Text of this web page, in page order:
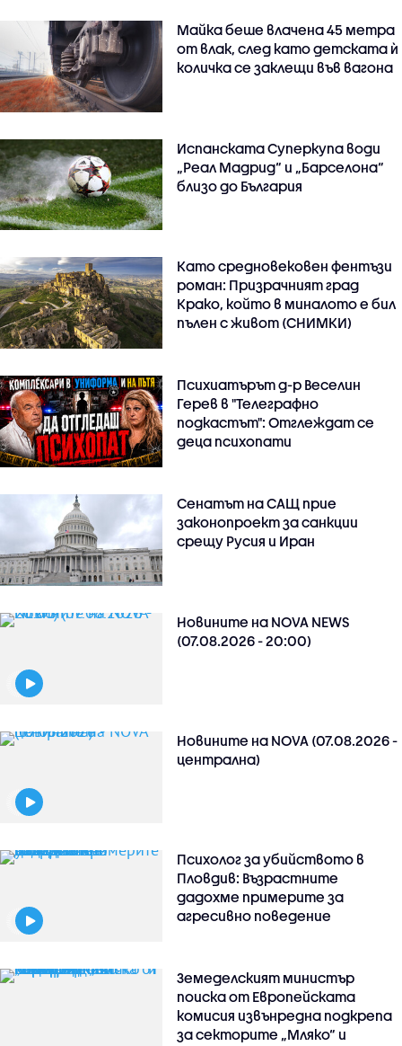
Майка беше влачена 45 метра
от влак, след като детската ѝ
количка се заклещи във вагона
Испанската Суперкупа води
„Реал Мадрид“ и „Барселона“
близо до България
Като средновековен фентъзи
роман: Призрачният град
Крако, който в миналото е бил
пълен с живот (СНИМКИ)
Психиатърът д-р Веселин
Герев в "Телеграфно
подкастът": Отглеждат се
деца психопати
Сенатът на САЩ прие
законопроект за санкции
срещу Русия и Иран
Новините на NOVA NEWS
(07.08.2026 - 20:00)
Новините на NOVA (07.08.2026 -
централна)
Психолог за убийството в
Пловдив: Възрастните
дадохме примерите за
агресивно поведение
Земеделският министър
поиска от Европейската
комисия извънредна подкрепа
за секторите „Мляко“ и